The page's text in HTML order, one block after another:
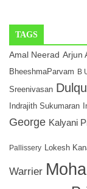
TAGS
Amal Neerad Arjun
BheeshmaParvam B
Sreenivasan
Indrajith Sukumaran
George Kalyani
Pallissery Lokesh
Warrier